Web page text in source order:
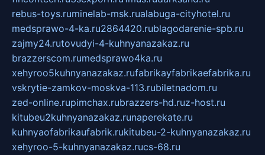
rebus-toys.ruminelab-msk.rualabuga-cityhotel.ru
medsprawo-4-ka.ru2864420.rublagodarenie-spb.ru
zajmy24.rutovudyi-4-kuhnyanazakaz.ru
brazzerscom.rumedsprawo4ka.ru
xehyroo5kuhnyanazakaz.rufabrikayfabrikaefabrika.ru
vskrytie-zamkov-moskva-113.rubiletnadom.ru
zed-online.rupimchax.rubrazzers-hd.ruz-host.ru
kitubeu2kuhnyanazakaz.runaperekate.ru
kuhnyaofabrikaufabrik.rukitubeu-2-kuhnyanazakaz.ru
xehyroo-5-kuhnyanazakaz.rucs-68.ru